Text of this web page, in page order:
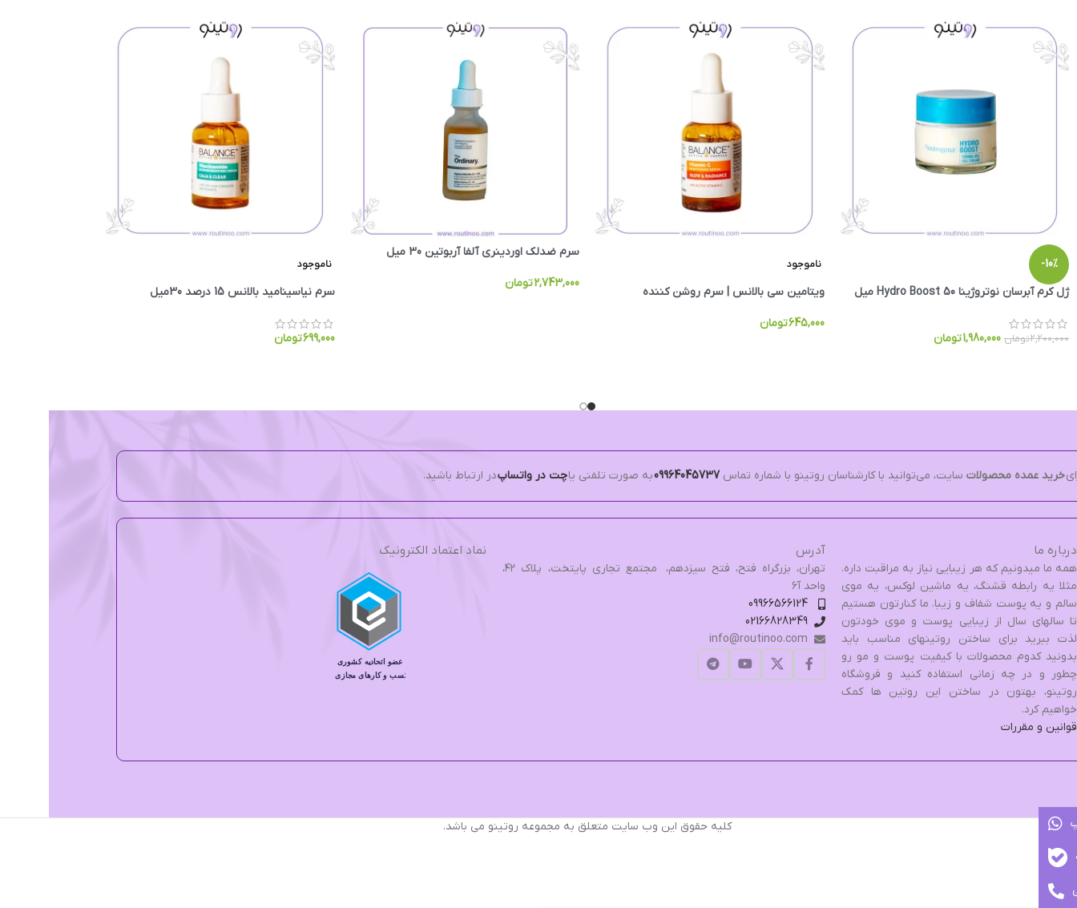
-10%
ژل کرم آبرسان نوتروژینا Hydro Boost 50 میل
2,200,000تومان 1,980,000تومان
ناموجود
ویتامین سی بالانس | سرم روشن کننده
645,000تومان
سرم ضدلک اوردینری آلفا آربوتین 30 میل
2,743,000تومان
ناموجود
سرم نیاسینامید بالانس 15 درصد 30میل
699,000تومان
خرید عمده محصولات سایت، می‌توانید با کارشناسان روتینو با شماره تماس09964045737به صورت تلفنی یاچت در واتساپدر ارتباط باشید.
درباره ما
همه ما میدونیم که هر زیبایی نیاز به مراقبت داره.
مثلا یه رابطه قشنگ، یه ماشین لوکس، یه موی
سالم و یه پوست شفاف و زیبا. ما کنارتون هستیم
تا سالهای سال از زیبایی پوست و موی خودتون
لذت ببرید برای ساختن روتینهای مناسب باید
بدونید کدوم محصولات با کیفیت پوست و مو رو
چطور و در چه زمانی استفاده کنید و فروشگاه
روتینو، بهتون در ساختن این روتین ها کمک
خواهیم کرد.
قوانین و مقررات
آدرس
تهران، بزرگراه فتح، فتح سیزدهم، مجتمع تجاري پایتخت، پلاک ۴۲،
واحد آ۶
09966566124
02166828349
info@routinoo.com
نماد اعتماد الکترونیک
کليه حقوق اين وب سایت متعلق به مجموعه روتینو می باشد.